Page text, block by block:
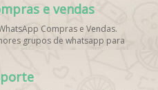
e vendas
Compras e Vendas.
grupos de whatsapp para